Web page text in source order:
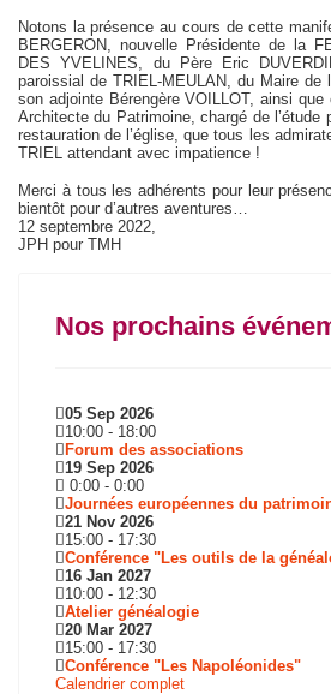
Notons la présence au cours de cette
BERGERON, nouvelle Présidente de la
DES YVELINES, du Père Eric
paroissial de TRIEL-MEULAN, du Maire
son adjointe Bérengère VOILLOT, ainsi
Architecte du Patrimoine, chargé de l’étude
restauration de l’église, que tous les
TRIEL attendant avec impatience !
Merci à tous les adhérents pour leur
bientôt pour d’autres aventures…
12 septembre 2022,
JPH pour TMH
Nos prochains
05 Sep 2026
10:00 - 18:00
Forum des associations
19 Sep 2026
0:00 - 0:00
Journées européennes du
21 Nov 2026
15:00 - 17:30
Conférence "Les outils de la
16 Jan 2027
10:00 - 12:30
Atelier généalogie
20 Mar 2027
15:00 - 17:30
Conférence "Les Napoléonides"
Calendrier complet